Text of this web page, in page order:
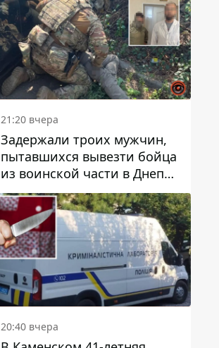
21:20 вчера
Задержали троих мужчин,
пытавшихся вывезти бойца
из воинской части в Днепр
за 7 тысяч долларов: среди
них был врач
20:40 вчера